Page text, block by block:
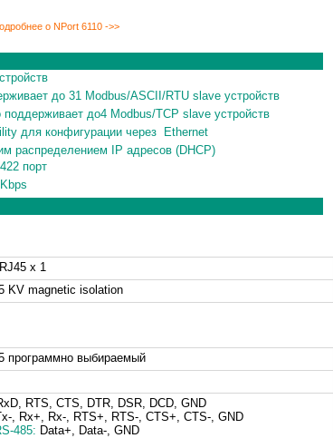
о NPort 6110 ->>
до 31 Modbus/ASCII/RTU slave устройств
до4 Modbus/TCP slave устройств
для конфигурации через Ethernet
распределением IP адресов (DHCP)
порт
x 1
KV magnetic isolation
программно выбираемый
RTS, CTS, DTR, DSR, DCD, GND
, Rx+, Rx-, RTS+, RTS-, CTS+, CTS-, GND
485: Data+, Data-, GND